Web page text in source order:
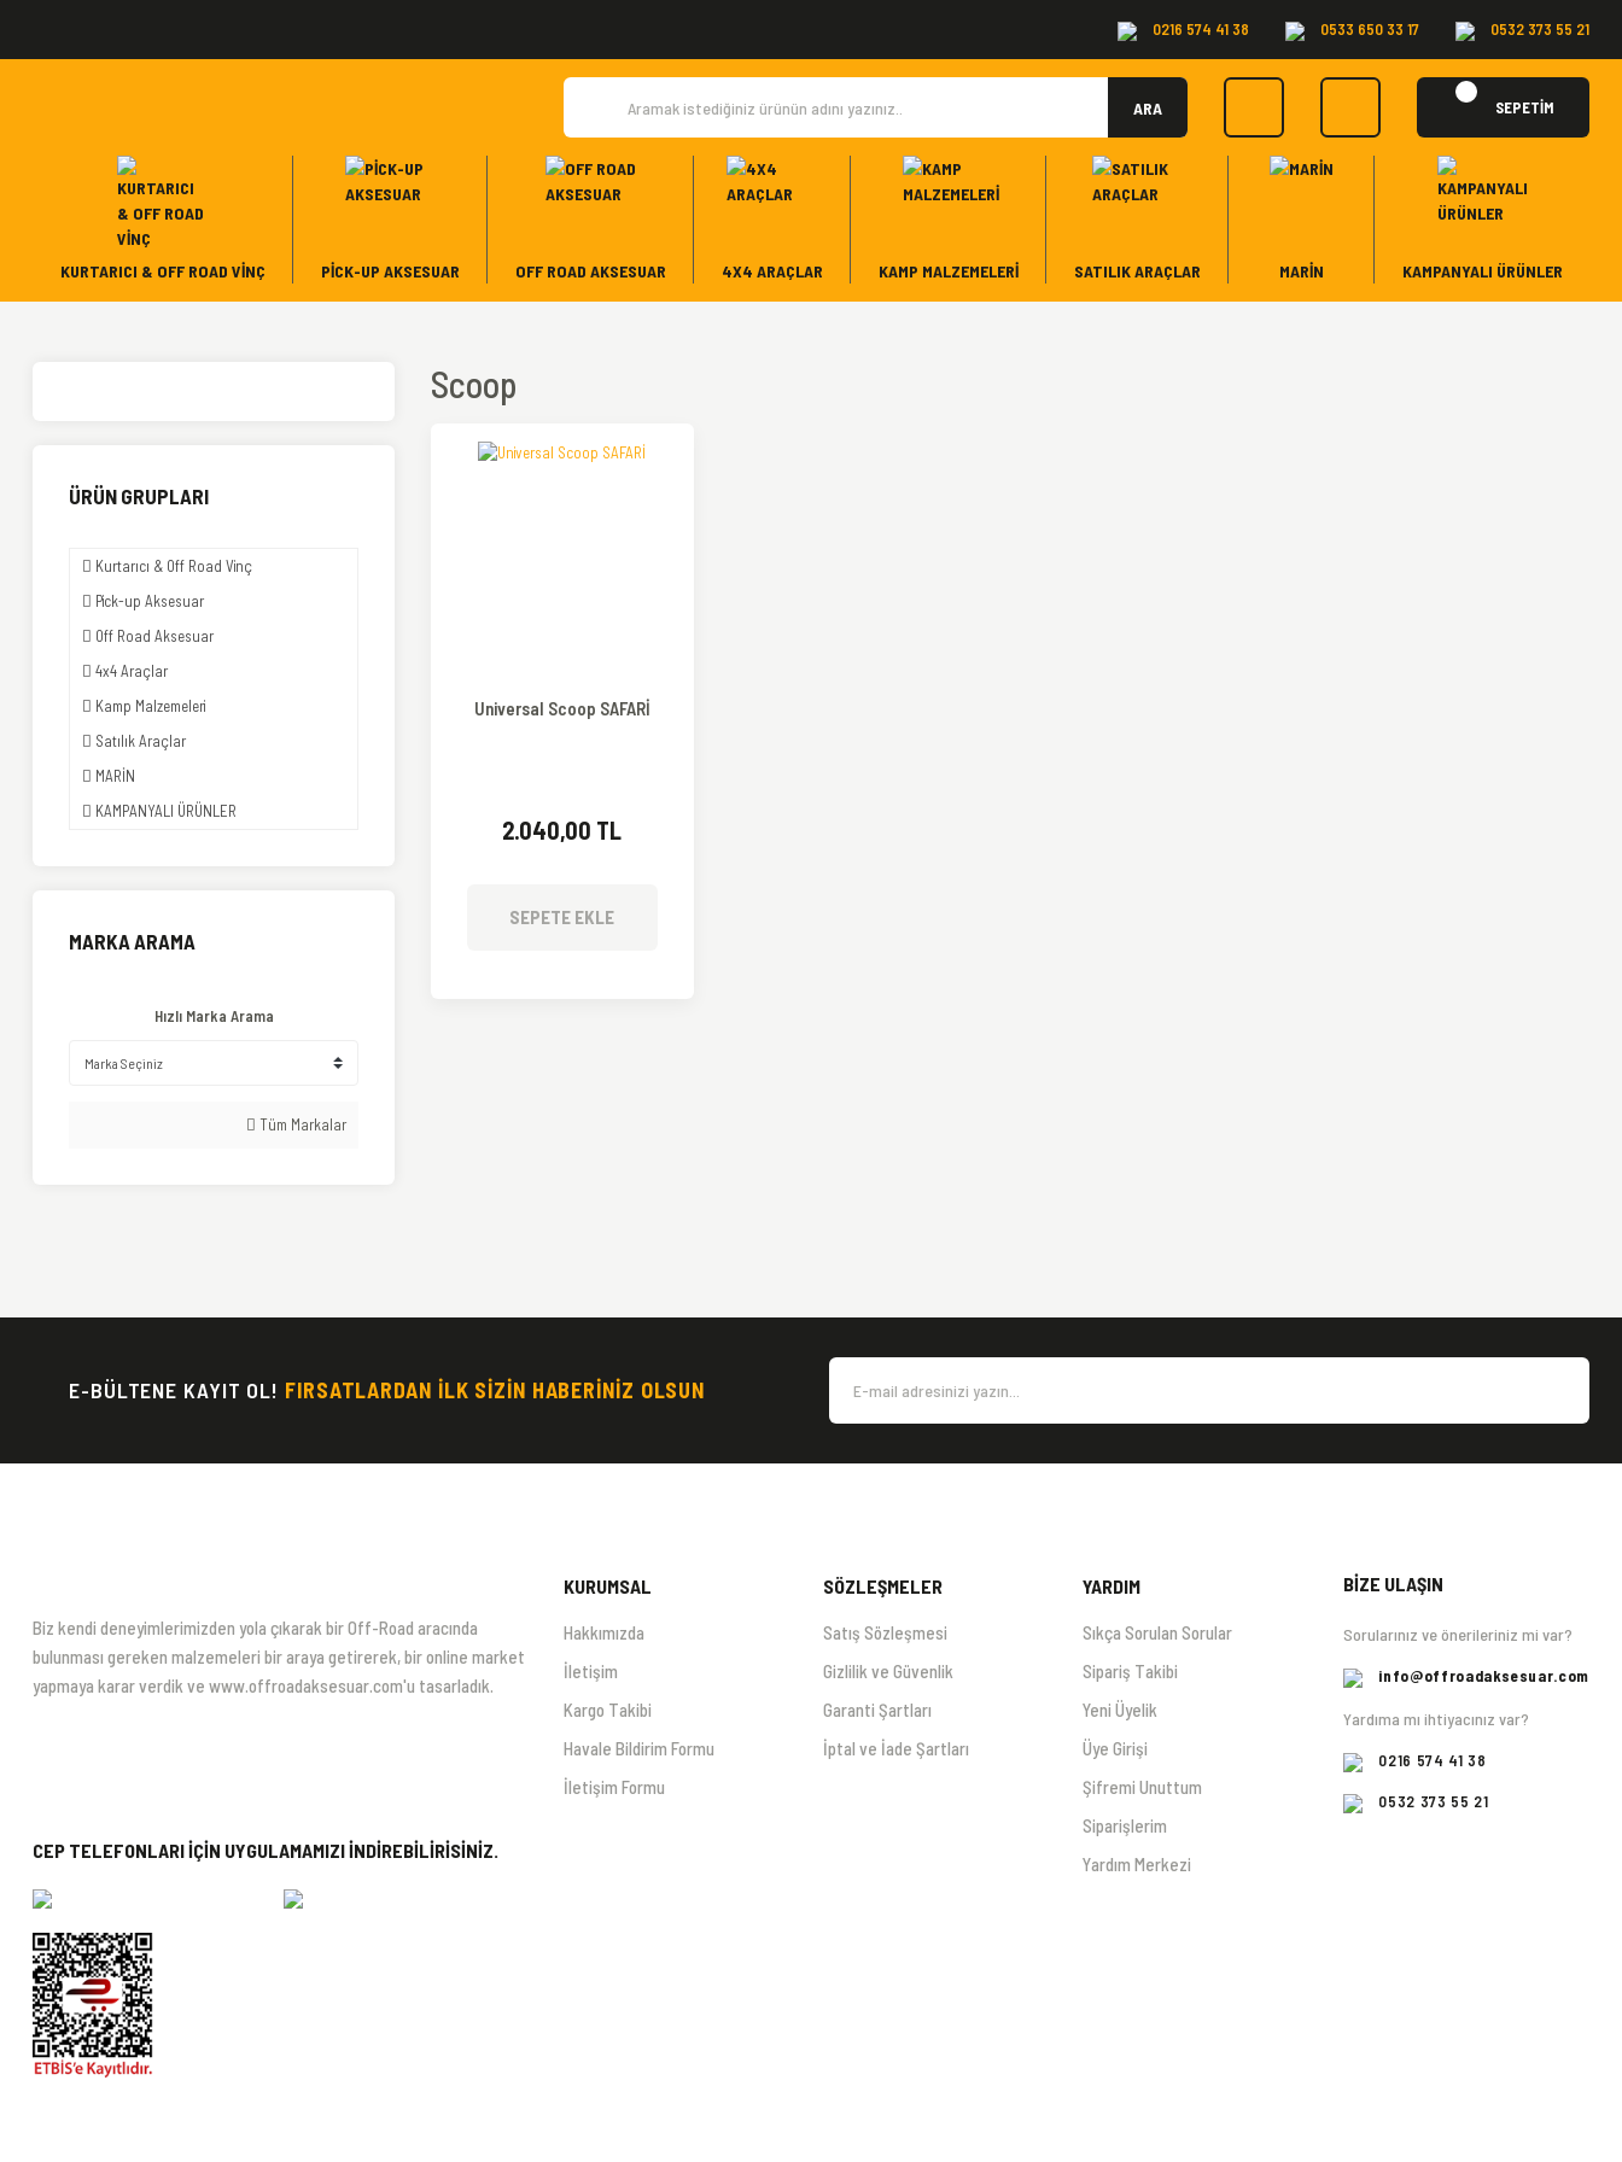
0216 574 41 38 0533 650 33 17 0532 373 55 21
ARA SEPETİM
KURTARICI & OFF ROAD VINÇ PICK-UP AKSESUAR OFF ROAD AKSESUAR 4X4 ARAÇLAR KAMP MALZEMELERI SATILIK ARAÇLAR MARİN KAMPANYALI ÜRÜNLER
ÜRÜN GRUPLARI
Kurtarıcı & Off Road Vinç
Pick-up Aksesuar
Off Road Aksesuar
4x4 Araçlar
Kamp Malzemeleri
Satılık Araçlar
MARİN
KAMPANYALI ÜRÜNLER
MARKA ARAMA
Hızlı Marka Arama
Tüm Markalar
Scoop
Universal Scoop SAFARİ
2.040,00 TL
SEPETE EKLE
E-BÜLTENE KAYIT OL! FIRSATLARDAN İLK SİZİN HABERİNİZ OLSUN
Biz kendi deneyimlerimizden yola çıkarak bir Off-Road aracında
bulunması gereken malzemeleri bir araya getirerek, bir online market
yapmaya karar verdik ve www.offroadaksesuar.com'u tasarladık.
CEP TELEFONLARI İÇİN UYGULAMAMIZI İNDİREBİLİRİSİNİZ.
KURUMSAL
Hakkımızda
İletişim
Kargo Takibi
Havale Bildirim Formu
İletişim Formu
SÖZLEŞMELER
Satış Sözleşmesi
Gizlilik ve Güvenlik
Garanti Şartları
İptal ve İade Şartları
YARDIM
Sıkça Sorulan Sorular
Sipariş Takibi
Yeni Üyelik
Üye Girişi
Şifremi Unuttum
Siparişlerim
Yardım Merkezi
BİZE ULAŞIN
Sorularınız ve önerileriniz mi var?
info@offroadaksesuar.com
Yardıma mı ihtiyacınız var?
0216 574 41 38
0532 373 55 21